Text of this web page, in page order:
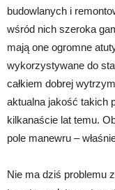
budowlanych i
wśród nich szeroka
mają one ogromne
wykorzystywane do
całkiem dobrej
aktualna jakość takich
kilkanaście lat temu.
pole manewru –
Nie ma dziś problemu